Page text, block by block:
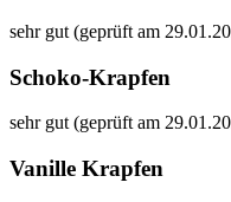
sehr gut (geprüft am
Schoko-Krapfen
sehr gut (geprüft am
Vanille Krapfen